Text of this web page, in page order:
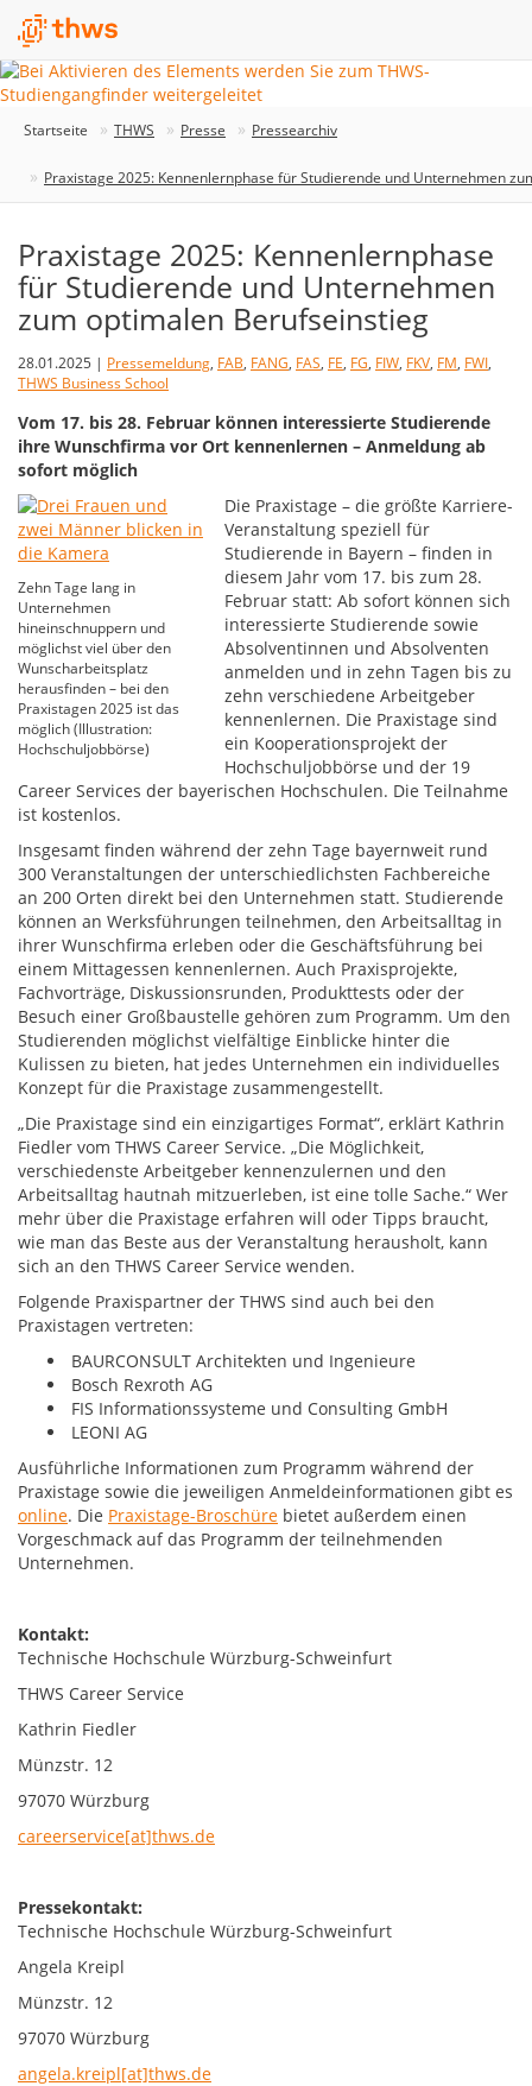
Startseite THWS Presse Pressearchiv
Praxistage 2025: Kennenlernphase für Studierende und Unternehmen
Praxistage 2025: Kennenlernphase
für Studierende und Unternehmen
zum optimalen Berufseinstieg
28.01.2025 | Pressemeldung, FAB, FANG, FAS, FE, FG, FIW, FKV, FM, FWI,
THWS Business School
Vom 17. bis 28. Februar können interessierte Studierende
ihre Wunschfirma vor Ort kennenlernen – Anmeldung ab
sofort möglich
Zehn Tage lang in
Unternehmen
hineinschnuppern und
möglichst viel über den
Wunscharbeitsplatz
herausfinden – bei den
Praxistagen 2025 ist das
möglich (Illustration:
Hochschuljobbörse)
Die Praxistage – die größte Karriere-
Veranstaltung speziell für
Studierende in Bayern – finden in
diesem Jahr vom 17. bis zum 28.
Februar statt: Ab sofort können sich
interessierte Studierende sowie
Absolventinnen und Absolventen
anmelden und in zehn Tagen bis zu
zehn verschiedene Arbeitgeber
kennenlernen. Die Praxistage sind
ein Kooperationsprojekt der
Hochschuljobbörse und der 19
Career Services der bayerischen Hochschulen. Die Teilnahme
ist kostenlos.
Insgesamt finden während der zehn Tage bayernweit rund
300 Veranstaltungen der unterschiedlichsten Fachbereiche
an 200 Orten direkt bei den Unternehmen statt. Studierende
können an Werksführungen teilnehmen, den Arbeitsalltag in
ihrer Wunschfirma erleben oder die Geschäftsführung bei
einem Mittagessen kennenlernen. Auch Praxisprojekte,
Fachvorträge, Diskussionsrunden, Produkttests oder der
Besuch einer Großbaustelle gehören zum Programm. Um den
Studierenden möglichst vielfältige Einblicke hinter die
Kulissen zu bieten, hat jedes Unternehmen ein individuelles
Konzept für die Praxistage zusammengestellt.
„Die Praxistage sind ein einzigartiges Format“, erklärt Kathrin
Fiedler vom THWS Career Service. „Die Möglichkeit,
verschiedenste Arbeitgeber kennenzulernen und den
Arbeitsalltag hautnah mitzuerleben, ist eine tolle Sache.“ Wer
mehr über die Praxistage erfahren will oder Tipps braucht,
wie man das Beste aus der Veranstaltung herausholt, kann
sich an den THWS Career Service wenden.
Folgende Praxispartner der THWS sind auch bei den
Praxistagen vertreten:
BAURCONSULT Architekten und Ingenieure
Bosch Rexroth AG
FIS Informationssysteme und Consulting GmbH
LEONI AG
Ausführliche Informationen zum Programm während der
Praxistage sowie die jeweiligen Anmeldeinformationen gibt es
online. Die Praxistage-Broschüre bietet außerdem einen
Vorgeschmack auf das Programm der teilnehmenden
Unternehmen.
Kontakt:
Technische Hochschule Würzburg-Schweinfurt
THWS Career Service
Kathrin Fiedler
Münzstr. 12
97070 Würzburg
careerservice[at]thws.de
Pressekontakt:
Technische Hochschule Würzburg-Schweinfurt
Angela Kreipl
Münzstr. 12
97070 Würzburg
angela.kreipl[at]thws.de